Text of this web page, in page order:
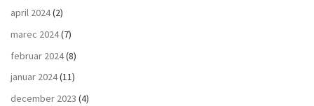
april 2024(2)
marec 2024(7)
februar 2024(8)
januar 2024(11)
december 2023 (4)